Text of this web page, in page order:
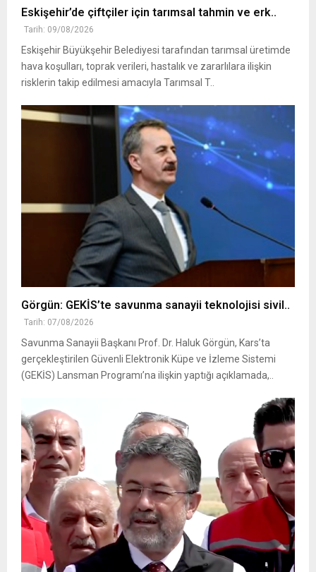
Eskişehir’de çiftçiler için tarımsal tahmin ve erk..
Tarih: 09/08/2026
Eskişehir Büyükşehir Belediyesi tarafından tarımsal üretimde
hava koşulları, toprak verileri, hastalık ve zararlılara ilişkin
risklerin takip edilmesi amacıyla Tarımsal T..
Görgün: GEKİS’te savunma sanayii teknolojisi sivil..
Tarih: 07/08/2026
Savunma Sanayii Başkanı Prof. Dr. Haluk Görgün, Kars’ta
gerçekleştirilen Güvenli Elektronik Küpe ve İzleme Sistemi
(GEKİS) Lansman Programı’na ilişkin yaptığı açıklamada,..